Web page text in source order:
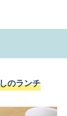
のランチ